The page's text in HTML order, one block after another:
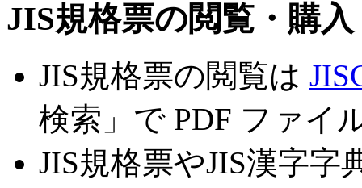
JIS規格票の閲覧・購
JIS規格票の閲覧は
検索」で PDF ファイ
JIS規格票やJIS漢字字